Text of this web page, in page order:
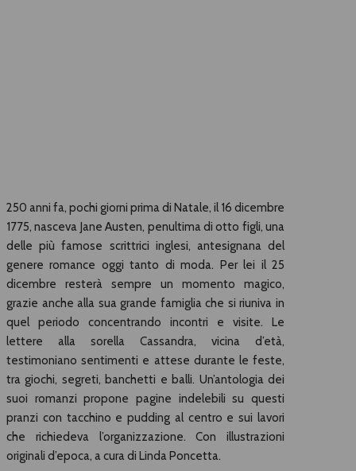
250 anni fa, pochi giorni prima di Natale, il 16 dicembre
1775, nasceva Jane Austen, penultima di otto figli, una
delle più famose scrittrici inglesi, antesignana del
genere romance oggi tanto di moda. Per lei il 25
dicembre resterà sempre un momento magico,
grazie anche alla sua grande famiglia che si riuniva in
quel periodo concentrando incontri e visite. Le
lettere alla sorella Cassandra, vicina d’età,
testimoniano sentimenti e attese durante le feste,
tra giochi, segreti, banchetti e balli. Un’antologia dei
suoi romanzi propone pagine indelebili su questi
pranzi con tacchino e pudding al centro e sui lavori
che richiedeva l’organizzazione. Con illustrazioni
originali d’epoca, a cura di Linda Poncetta.